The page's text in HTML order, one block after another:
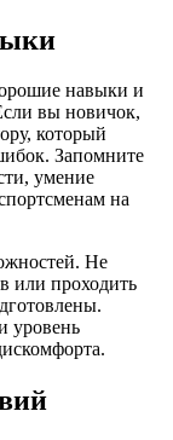
навыки и
вы новичок,
который
Запомните
умение
на
Не
или проходить
уровень